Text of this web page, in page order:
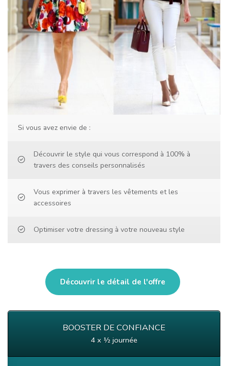
Si vous avez envie de :
Découvrir le style qui vous correspond à 100% à
travers des conseils personnalisés
Vous exprimer à travers les vêtements et les
accessoires
Optimiser votre dressing à votre nouveau style
Découvrir le détail de l'offre
BOOSTER DE CONFIANCE
4 x ½ journée